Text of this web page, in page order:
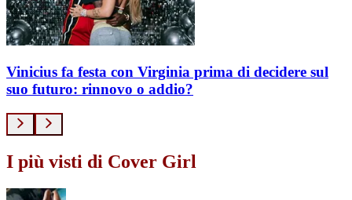
Vinicius fa festa con Virginia prima di decidere sul
suo futuro: rinnovo o addio?
I più visti di Cover Girl